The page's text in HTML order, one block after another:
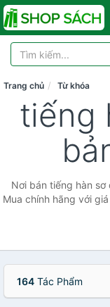
Trang chủ Từ khóa
tiếng
Nơi bán tiếng hàn
Mua chính hãng với
164 Tác Phẩm